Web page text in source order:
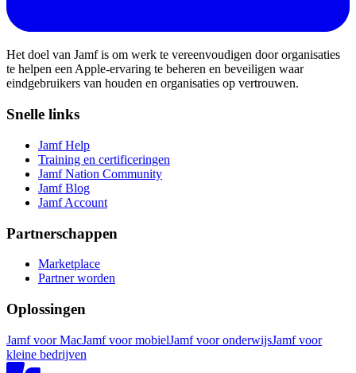
Het doel van Jamf is om werk te vereenvoudigen door organisaties
te helpen een Apple-ervaring te beheren en beveiligen waar
eindgebruikers van houden en organisaties op vertrouwen.
Snelle links
Jamf Help
Training en certificeringen
Jamf Nation Community
Jamf Blog
Jamf Account
Partnerschappen
Marketplace
Partner worden
Oplossingen
Jamf voor MacJamf voor mobielJamf voor onderwijsJamf voor
kleine bedrijven